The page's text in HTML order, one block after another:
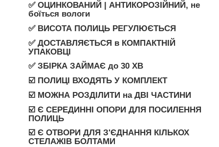
✅ ОЦИНКОВАНИЙ | АНТИКОРОЗІЙНИЙ, не
боїться вологи
✅ ВИСОТА ПОЛИЦЬ РЕГУЛЮЄТЬСЯ
✅ ДОСТАВЛЯЄТЬСЯ в КОМПАКТНІЙ
УПАКОВЦІ
✅ ЗБІРКА ЗАЙМАЄ до 30 ХВ
☑️ ПОЛИЦІ ВХОДЯТЬ У КОМПЛЕКТ
☑️ МОЖНА РОЗДІЛИТИ наДВІ ЧАСТИНИ
☑️ Є СЕРЕДИННІ ОПОРИ ДЛЯ ПОСИЛЕННЯ
ПОЛИЦЬ
☑️ Є ОТВОРИ ДЛЯ З'ЄДНАННЯ КІЛЬКОХ
СТЕЛАЖІВ БОЛТАМИ